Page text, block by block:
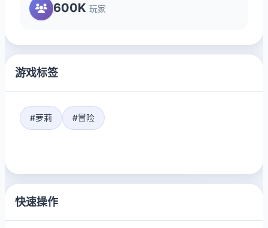
600K 玩家
游戏标签
#萝莉 #冒险
快速操作